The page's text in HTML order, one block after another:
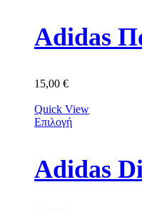
Adidas
15,00 €
Quick View
Επιλογή
Adidas